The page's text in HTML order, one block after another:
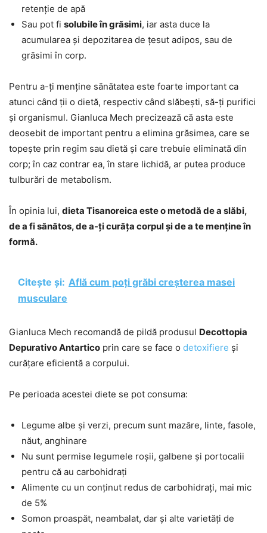
retenție de apă
Sau pot fi solubile în grăsimi, iar asta duce la
acumularea și depozitarea de țesut adipos, sau de
grăsimi în corp.
Pentru a-ți menține sănătatea este foarte important ca
atunci când ții o dietă, respectiv când slăbești, să-ți purifici
și organismul. Gianluca Mech precizează că asta este
deosebit de important pentru a elimina grăsimea, care se
topește prin regim sau dietă și care trebuie eliminată din
corp; în caz contrar ea, în stare lichidă, ar putea produce
tulburări de metabolism.
În opinia lui, dieta Tisanoreica este o metodă de a slăbi,
de a fi sănătos, de a-ți curăța corpul și de a te menține în
formă.
Citește și: Află cum poți grăbi creșterea masei
musculare
Gianluca Mech recomandă de pildă produsul Decottopia
Depurativo Antartico prin care se face o detoxifiere și
curățare eficientă a corpului.
Pe perioada acestei diete se pot consuma:
Legume albe și verzi, precum sunt mazăre, linte, fasole,
năut, anghinare
Nu sunt permise legumele roșii, galbene și portocalii
pentru că au carbohidrați
Alimente cu un conținut redus de carbohidrați, mai mic
de 5%
Somon proaspăt, neambalat, dar și alte varietăți de